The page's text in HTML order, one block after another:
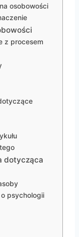
osobowości
z procesem
dotycząca
psychologii